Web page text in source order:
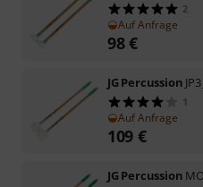
2
Auf Anfrage
98€
JG Percussion
1
Auf Anfrage
109 €
JG Percussion